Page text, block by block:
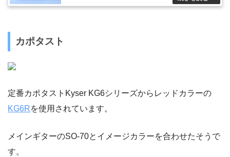
カポタスト
定番カポタストKyser KG6シリーズからレッドカラーの
KG6Rを使用されています。
メインギターのSO-70とイメージカラーを合わせたそうで
す。